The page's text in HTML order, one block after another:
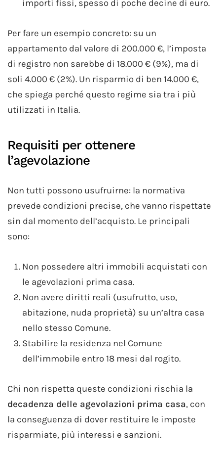
importi fissi, spesso di poche decine di euro.
Per fare un esempio concreto: su un
appartamento dal valore di 200.000 €, l’imposta
di registro non sarebbe di 18.000 € (9%), ma di
soli 4.000 € (2%). Un risparmio di ben 14.000 €,
che spiega perché questo regime sia tra i più
utilizzati in Italia.
Requisiti per ottenere
l’agevolazione
Non tutti possono usufruirne: la normativa
prevede condizioni precise, che vanno rispettate
sin dal momento dell’acquisto. Le principali
sono:
Non possedere altri immobili acquistati con
le agevolazioni prima casa.
Non avere diritti reali (usufrutto, uso,
abitazione, nuda proprietà) su un’altra casa
nello stesso Comune.
Stabilire la residenza nel Comune
dell’immobile entro 18 mesi dal rogito.
Chi non rispetta queste condizioni rischia la
decadenza delle agevolazioni prima casa, con
la conseguenza di dover restituire le imposte
risparmiate, più interessi e sanzioni.